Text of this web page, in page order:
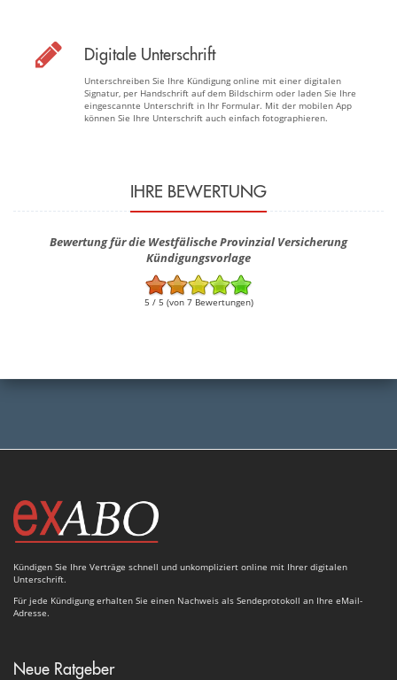
Digitale Unterschrift
Unterschreiben Sie Ihre Kündigung online mit einer digitalen
Signatur, per Handschrift auf dem Bildschirm oder laden Sie Ihre
eingescannte Unterschrift in Ihr Formular. Mit der mobilen App
können Sie Ihre Unterschrift auch einfach fotographieren.
IHRE BEWERTUNG
Bewertung für die Westfälische Provinzial Versicherung
Kündigungsvorlage
5 / 5 (von 7 Bewertungen)
Kündigen Sie Ihre Verträge schnell und unkompliziert online mit Ihrer digitalen
Unterschrift.
Für jede Kündigung erhalten Sie einen Nachweis als Sendeprotokoll an Ihre eMail-
Adresse.
Neue Ratgeber